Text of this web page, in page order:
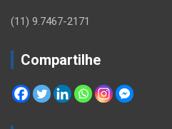
(11) 9.7467-2171
Compartilhe